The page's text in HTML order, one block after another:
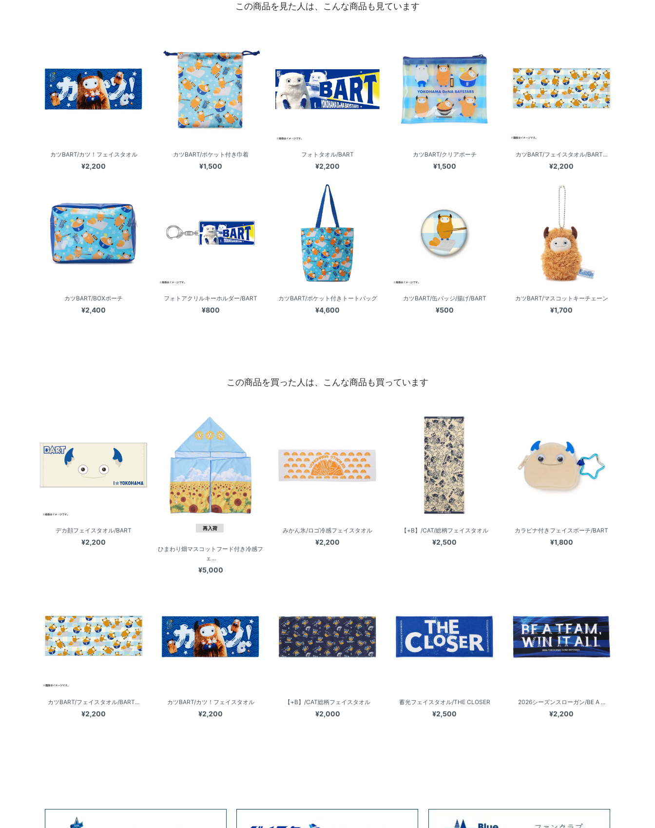
この商品を見た人は、こんな商品も見ています
カツBART/カツ！フェイスタオル
¥2,200
カツBART/ポケット付き巾着
¥1,500
フォトタオル/BART
¥2,200
カツBART/クリアポーチ
¥1,500
カツBART/フェイスタオル/BART...
¥2,200
カツBART/BOXポーチ
¥2,400
フォトアクリルキーホルダー/BART
¥800
カツBART/ポケット付きトートバッグ
¥4,600
カツBART/缶バッジ/揚げ/BART
¥500
カツBART/マスコットキーチェーン
¥1,700
この商品を買った人は、こんな商品も買っています
デカ顔フェイスタオル/BART
¥2,200
再入荷
ひまわり畑マスコットフード付き冷感フ
ェ...
¥5,000
みかん氷/ロゴ冷感フェイスタオル
¥2,200
【+B】/CAT/総柄フェイスタオル
¥2,500
カラビナ付きフェイスポーチ/BART
¥1,800
カツBART/フェイスタオル/BART...
¥2,200
カツBART/カツ！フェイスタオル
¥2,200
【+B】/CAT総柄フェイスタオル
¥2,000
蓄光フェイスタオル/THE CLOSER
¥2,500
2026シーズンスローガン/BE A ...
¥2,200